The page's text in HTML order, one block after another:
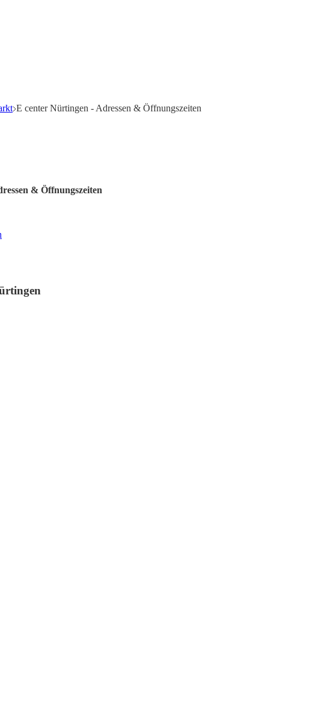
E center Nürtingen - Adressen & Öffnungszeiten
& Öffnungszeiten